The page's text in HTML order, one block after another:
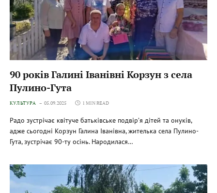
90 років Галині Іванівні Корзун з села
Пулино-Гута
КУЛЬТУРА 05.09.2025 1 MIN READ
Радо зустрічає квітуче батьківське подвір’я дітей та онуків,
адже сьогодні Корзун Галина Іванівна, жителька села Пулино-
Гута, зустрічає 90-ту осінь. Народилася…